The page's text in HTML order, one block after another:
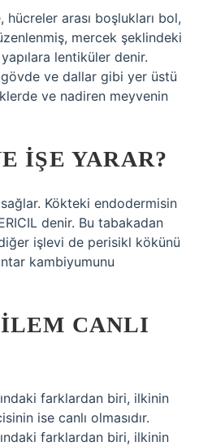
arası boşlukları bol,
mercek şeklindeki
lentiküler denir.
ve dallar gibi yer üstü
ve nadiren meyvenin
IŞE YARAR?
sağlar. Kökteki endodermisin
denir. Bu tabakadan
işlevi de perisikl kökünü
kambiyumunu
CANLI
farklardan biri, ilkinin
ise canlı olmasıdır.
farklardan biri, ilkinin